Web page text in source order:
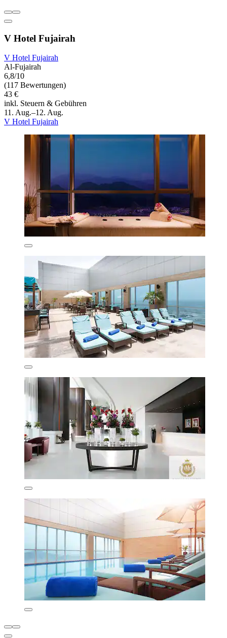
V Hotel Fujairah
V Hotel Fujairah
Al-Fujairah
6,8/10
(117 Bewertungen)
43 €
inkl. Steuern & Gebühren
11. Aug.–12. Aug.
V Hotel Fujairah